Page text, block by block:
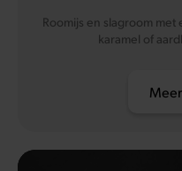
Roomijs en slagroom met
karamel of